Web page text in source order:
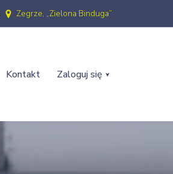
Zegrze, „Zielona Binduga”
Kontakt Zaloguj się